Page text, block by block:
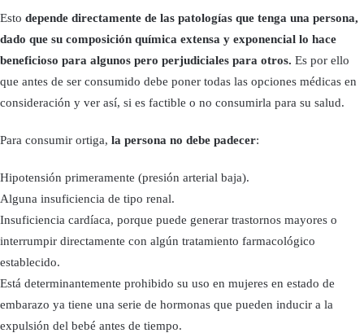
Esto depende directamente de las patologías que tenga una persona,
dado que su composición química extensa y exponencial lo hace
beneficioso para algunos pero perjudiciales para otros. Es por ello
que antes de ser consumido debe poner todas las opciones médicas en
consideración y ver así, si es factible o no consumirla para su salud.
Para consumir ortiga, la persona no debe padecer:
Hipotensión primeramente (presión arterial baja).
Alguna insuficiencia de tipo renal.
Insuficiencia cardíaca, porque puede generar trastornos mayores o
interrumpir directamente con algún tratamiento farmacológico
establecido.
Está determinantemente prohibido su uso en mujeres en estado de
embarazo ya tiene una serie de hormonas que pueden inducir a la
expulsión del bebé antes de tiempo.